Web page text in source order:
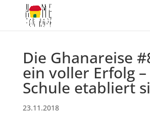
Die Ghanareise
ein voller Erfolg
Schule etabliert
23.11.2018